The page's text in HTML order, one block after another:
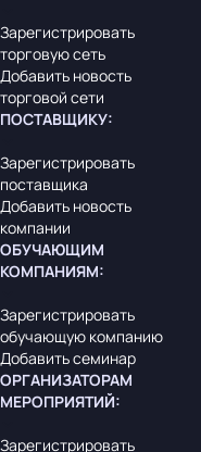
Зарегистрировать
торговую сеть
Добавить новость
торговой сети
ПОСТАВЩИКУ:
Зарегистрировать
поставщика
Добавить новость
компании
ОБУЧАЮЩИМ
КОМПАНИЯМ:
Зарегистрировать
обучающую компанию
Добавить семинар
ОРГАНИЗАТОРАМ
МЕРОПРИЯТИЙ:
Зарегистрировать